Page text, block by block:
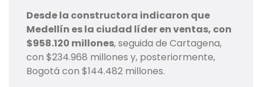
Desde la constructora indicaron que
Medellín es la ciudad líder en ventas, con
$958.120 millones, seguida de Cartagena,
con $234.968 millones y, posteriormente,
Bogotá con $144.482 millones.